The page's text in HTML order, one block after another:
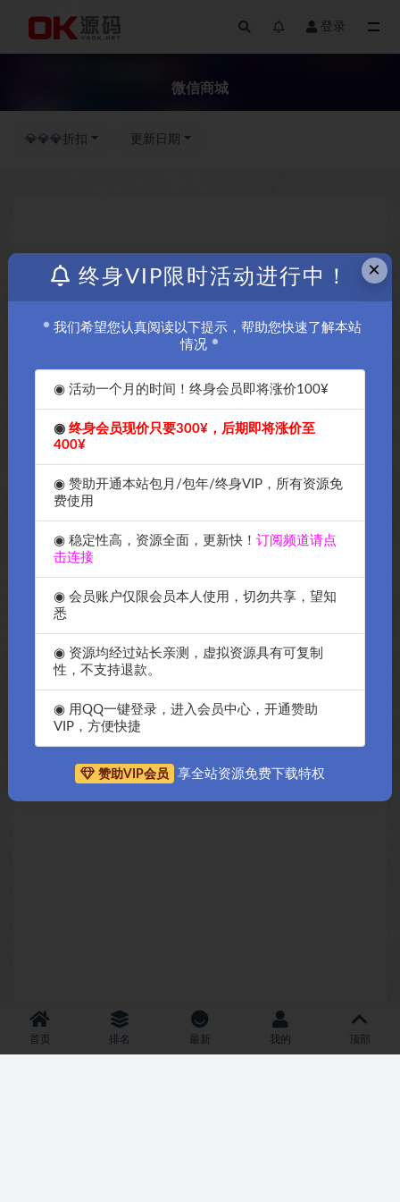
登录
微信商城
💎💎💎折扣 更新日期
首页 排名 最新 我的 顶部
×
终身VIP限时活动进行中！
我们希望您认真阅读以下提示，帮助您快速了解本站
情况
◉ 活动一个月的时间！终身会员即将涨价100¥
◉终身会员现价只要300¥，后期即将涨价至
400¥
◉ 赞助开通本站包月/包年/终身VIP，所有资源免
费使用
◉ 稳定性高，资源全面，更新快！订阅频道请点
击连接
◉ 会员账户仅限会员本人使用，切勿共享，望知
悉
◉ 资源均经过站长亲测，虚拟资源具有可复制
性，不支持退款。
◉ 用QQ一键登录，进入会员中心，开通赞助
VIP，方便快捷
赞助VIP会员 享全站资源免费下载特权